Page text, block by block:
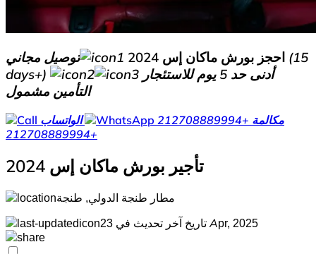
احجز بورش ماكان إس 2024
توصيل مجاني (15
days+)
أدنى حد 5 يوم للاستئجار
التأمين مشمول
مكالمة +212708889994
الواتساب
+212708889994
تأجير بورش ماكان إس 2024
مطار طنجة الدولي, طنجة
تاريخ آخر تحديث في 23 Apr, 2025